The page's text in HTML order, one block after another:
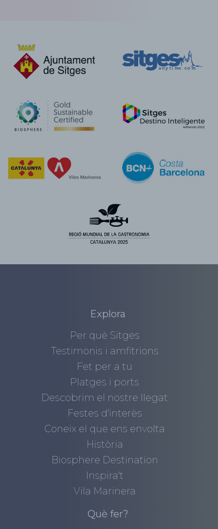
Explora
Per què Sitges
Testimonis i amfitrions
Fet per a tu
Platges i ports
Descobrim el nostre llegat
Festes d'interès
Coneix el que ens envolta
Història
Biosphere Destination
Inspira't
Vila Marinera
Què fer?